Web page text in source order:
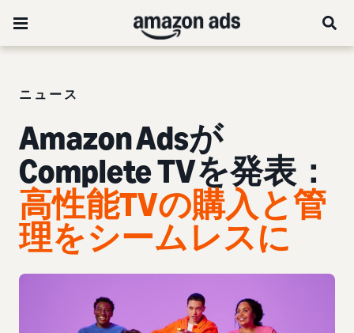
ニュース
Amazon Adsが
Complete TVを発表：
高性能TVの購入と管
理をシームレスに